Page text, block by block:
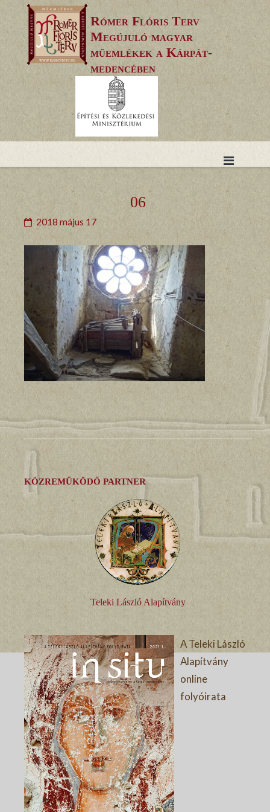
to
content
Rómer Flóris Terv
Megújuló magyar
műemlékek a Kárpát-
medencében
06
2018 május 17
KÖZREMŰKÖDŐ PARTNER
Teleki László Alapítvány
A Teleki László
Alapítvány
online
folyóirata